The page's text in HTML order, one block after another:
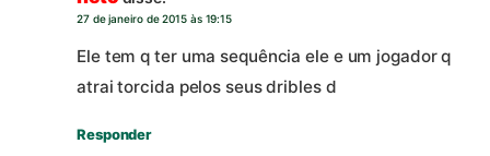
27 de janeiro de 2015 às 19:15
Ele tem q ter uma sequência ele e um jogador q
atrai torcida pelos seus dribles d
Responder